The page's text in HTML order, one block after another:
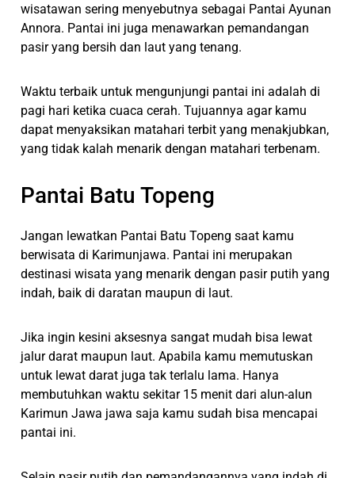
wisatawan sering menyebutnya sebagai Pantai Ayunan
Annora. Pantai ini juga menawarkan pemandangan
pasir yang bersih dan laut yang tenang.
Waktu terbaik untuk mengunjungi pantai ini adalah di
pagi hari ketika cuaca cerah. Tujuannya agar kamu
dapat menyaksikan matahari terbit yang menakjubkan,
yang tidak kalah menarik dengan matahari terbenam.
Pantai Batu Topeng
Jangan lewatkan Pantai Batu Topeng saat kamu
berwisata di Karimunjawa. Pantai ini merupakan
destinasi wisata yang menarik dengan pasir putih yang
indah, baik di daratan maupun di laut.
Jika ingin kesini aksesnya sangat mudah bisa lewat
jalur darat maupun laut. Apabila kamu memutuskan
untuk lewat darat juga tak terlalu lama. Hanya
membutuhkan waktu sekitar 15 menit dari alun-alun
Karimun Jawa jawa saja kamu sudah bisa mencapai
pantai ini.